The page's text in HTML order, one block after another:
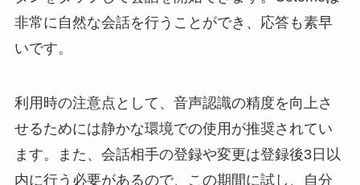
非常に自然な会話を行うことができ、応答も素早
いです。
利用時の注意点として、音声認識の精度を向上さ
せるためには静かな環境での使用が推奨されてい
ます。また、会話相手の登録や変更は登録後3日以
内に行う必要があるので、この期間に試し、自分